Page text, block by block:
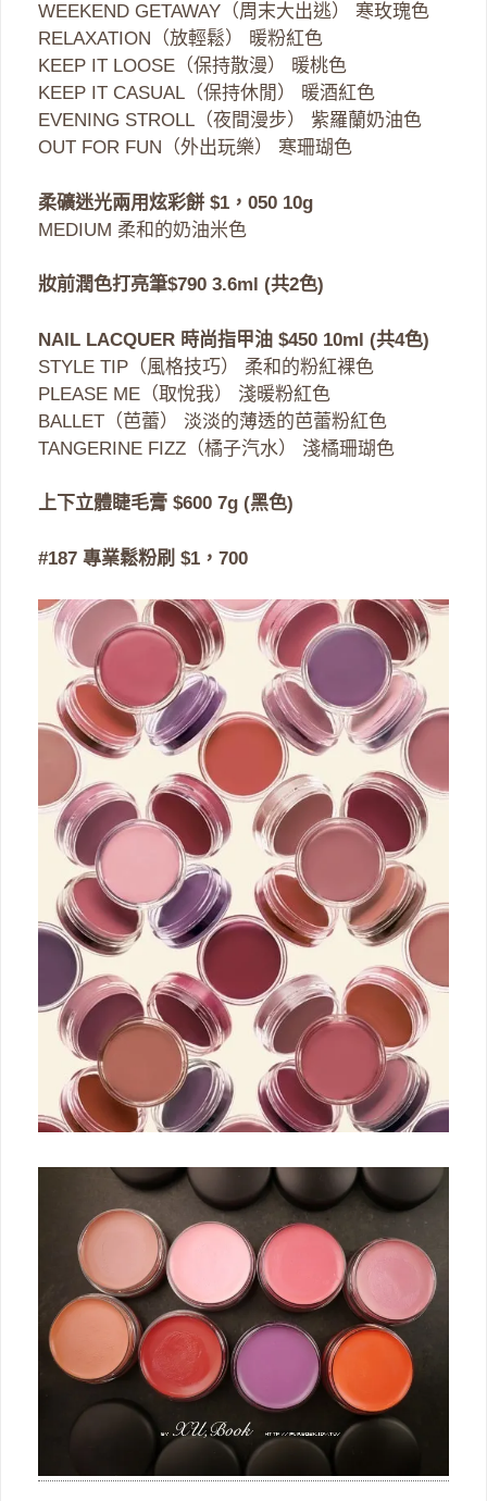
WEEKEND GETAWAY（周末大出逃） 寒玫瑰色
RELAXATION（放輕鬆） 暖粉紅色
KEEP IT LOOSE（保持散漫） 暖桃色
KEEP IT CASUAL（保持休閒） 暖酒紅色
EVENING STROLL（夜間漫步） 紫羅蘭奶油色
OUT FOR FUN（外出玩樂） 寒珊瑚色
柔礦迷光兩用炫彩餅 $1，050 10g
MEDIUM 柔和的奶油米色
妝前潤色打亮筆$790 3.6ml (共2色)
NAIL LACQUER 時尚指甲油 $450 10ml (共4色)
STYLE TIP（風格技巧） 柔和的粉紅裸色
PLEASE ME（取悅我） 淺暖粉紅色
BALLET（芭蕾） 淡淡的薄透的芭蕾粉紅色
TANGERINE FIZZ（橘子汽水） 淺橘珊瑚色
上下立體睫毛膏 $600 7g (黑色)
#187 專業鬆粉刷 $1，700